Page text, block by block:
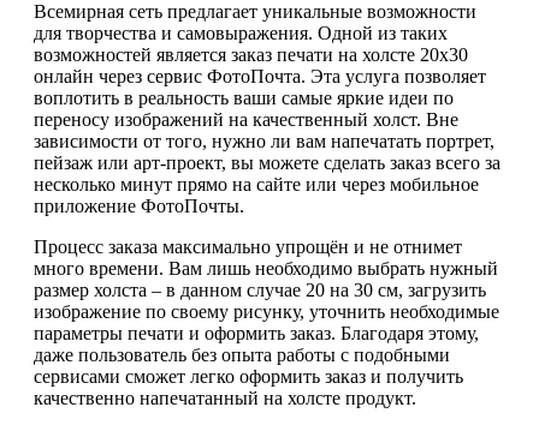
Всемирная сеть предлагает уникальные возможности
для творчества и самовыражения. Одной из таких
возможностей является заказ печати на холсте 20х30
онлайн через сервис ФотоПочта. Эта услуга позволяет
воплотить в реальность ваши самые яркие идеи по
переносу изображений на качественный холст. Вне
зависимости от того, нужно ли вам напечатать портрет,
пейзаж или арт-проект, вы можете сделать заказ всего за
несколько минут прямо на сайте или через мобильное
приложение ФотоПочты.
Процесс заказа максимально упрощён и не отнимет
много времени. Вам лишь необходимо выбрать нужный
размер холста – в данном случае 20 на 30 см, загрузить
изображение по своему рисунку, уточнить необходимые
параметры печати и оформить заказ. Благодаря этому,
даже пользователь без опыта работы с подобными
сервисами сможет легко оформить заказ и получить
качественно напечатанный на холсте продукт.